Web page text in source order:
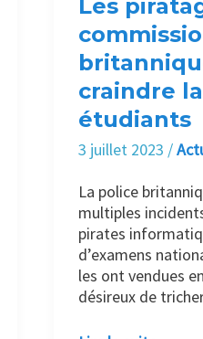
Les
craindre
étudiants
3 juillet 2023 /
La police
multiples
pirates
d’examens
les ont vendues
désireux de
tricherie
des
étudiants